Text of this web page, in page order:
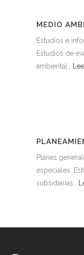
MEDIO
Estudios e
Estudios de
ambiental…
Planes
especiales.
subsidiarias…